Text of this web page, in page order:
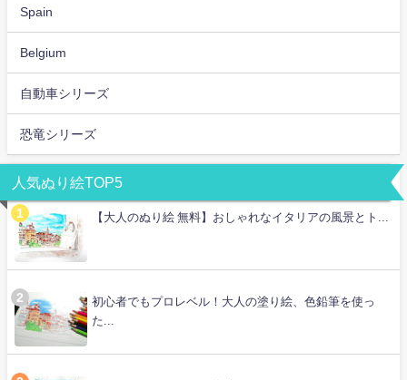
Spain
Belgium
自動車シリーズ
恐竜シリーズ
人気ぬり絵TOP5
【大人のぬり絵 無料】おしゃれなイタリアの風景とト...
初心者でもプロレベル！大人の塗り絵、色鉛筆を使っ
た...